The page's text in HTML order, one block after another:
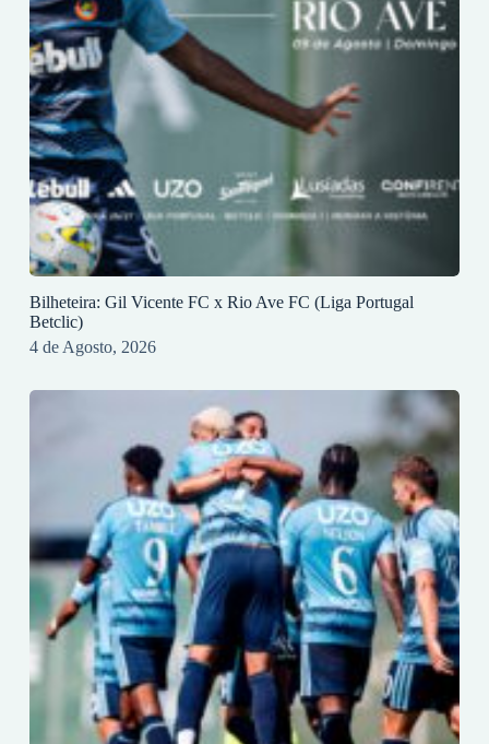
Bilheteira: Gil Vicente FC x Rio Ave FC (Liga Portugal
Betclic)
4 de Agosto, 2026